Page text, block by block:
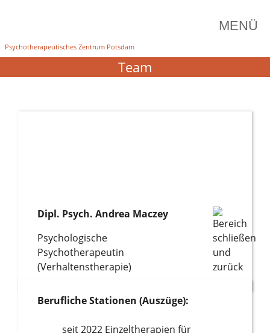
content
Psychotherapeutisches Zentrum Potsdam
MENÜ
Team
Dipl. Psych. Andrea Maczey
Psychologische
Psychotherapeutin
(Verhaltenstherapie)
Berufliche Stationen (Auszüge):
seit 2022 Einzeltherapien für